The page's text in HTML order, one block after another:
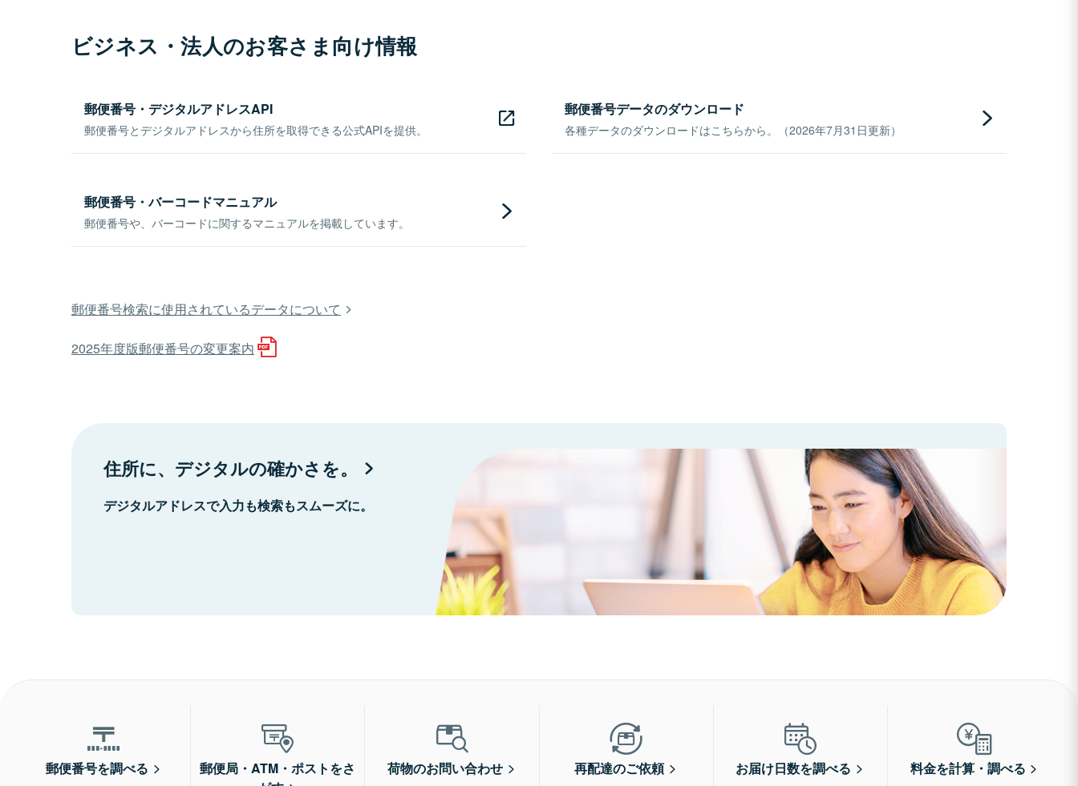
ビジネス・法人のお客さま向け情報
郵便番号・デジタルアドレスAPI
郵便番号とデジタルアドレスから住所を取得できる公式APIを提供。
郵便番号データのダウンロード
各種データのダウンロードはこちらから。（2026年7月31日更新）
郵便番号・バーコードマニュアル
郵便番号や、バーコードに関するマニュアルを掲載しています。
郵便番号検索に使用されているデータについて
2025年度版郵便番号の変更案内
住所に、デジタルの確かさを。
デジタルアドレスで入力も検索もスムーズに。
郵便番号を調べる
郵便局・ATM・ポストをさ
荷物のお問い合わせ 再配達のご依頼 お届け日数を調べる 料金を計算・調べる